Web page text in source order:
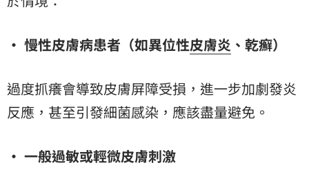
• 慢性皮膚病患者（如異位性皮膚炎 、乾癬）
過度抓癢會導致皮膚屏障受損，進一步加劇發炎
反應，甚至引發細菌感染，應該盡量避免。
• 一般過敏或輕微皮膚刺激